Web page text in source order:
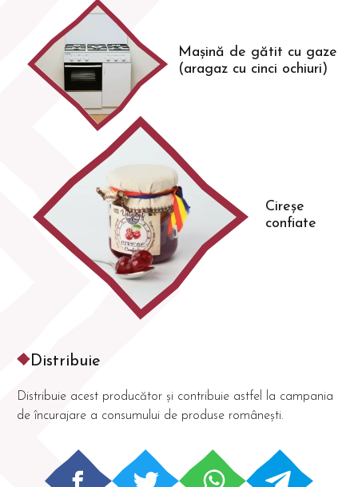
Mașină de gătit cu gaze
(aragaz cu cinci ochiuri)
Cireșe
confiate
Distribuie
Distribuie acest producător și contribuie astfel la campania
de încurajare a consumului de produse românești.